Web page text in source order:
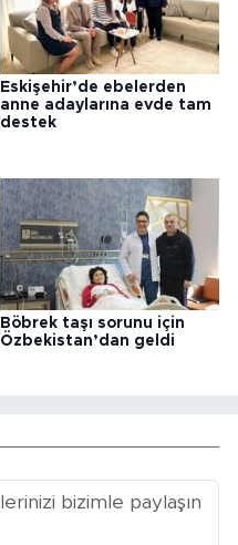
Eskişehir’de ebelerden
anne adaylarına evde tam
destek
Böbrek taşı sorunu için
Özbekistan’dan geldi